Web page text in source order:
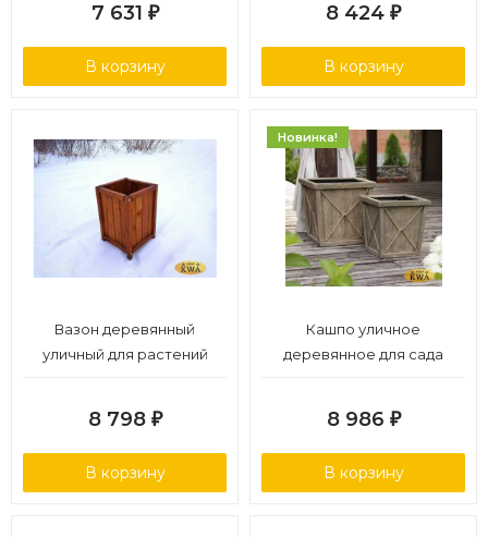
7 631 ₽
В корзину
8 424 ₽
В корзину
Вазон деревянный
уличный для растений
8 798 ₽
В корзину
Новинка!
Кашпо уличное
деревянное для сада
8 986 ₽
В корзину